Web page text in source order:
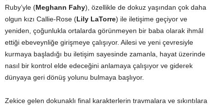
Ruby’yle (Meghann Fahy), özellikle de dokuz yaşından çok daha
olgun kızı Callie-Rose (Lily LaTorre) ile iletişime geçiyor ve
yeniden, çoğunlukla ortalarda görünmeyen bir baba olarak ihmâl
ettiği ebeveynliğe girişmeye çalışıyor. Ailesi ve yeni çevresiyle
kurmaya başladığı bu iletişim sayesinde zamanla, hayat üzerinde
nasıl bir kontrol elde edeceğini anlamaya çalışıyor ve giderek
dünyaya geri dönüş yolunu bulmaya başlıyor.
Zekice gelen dokunaklı final karakterlerin travmalara ve sıkıntılara